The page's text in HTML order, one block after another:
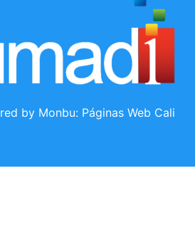
by Monbu: Páginas Web Cali